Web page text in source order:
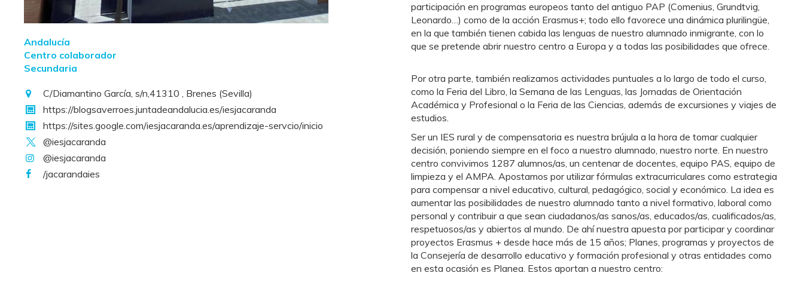
Andalucía
Centro colaborador
Secundaria
C/Diamantino García, s/n,41310 , Brenes (Sevilla)
https://blogsaverroes.juntadeandalucia.es/iesjacaranda
https://sites.google.com/iesjacaranda.es/aprendizaje-servcio/inicio
@iesjacaranda
@iesjacaranda
/jacarandaies
participación en programas europeos tanto del antiguo PAP (Comenius, Grundtvig,
Leonardo…) como de la acción Erasmus+; todo ello favorece una dinámica plurilingüe,
en la que también tienen cabida las lenguas de nuestro alumnado inmigrante, con lo
que se pretende abrir nuestro centro a Europa y a todas las posibilidades que ofrece.
Por otra parte, también realizamos actividades puntuales a lo largo de todo el curso,
como la Feria del Libro, la Semana de las Lenguas, las Jornadas de Orientación
Académica y Profesional o la Feria de las Ciencias, además de excursiones y viajes de
estudios.
Ser un IES rural y de compensatoria es nuestra brújula a la hora de tomar cualquier
decisión, poniendo siempre en el foco a nuestro alumnado, nuestro norte. En nuestro
centro convivimos 1287 alumnos/as, un centenar de docentes, equipo PAS, equipo de
limpieza y el AMPA. Apostamos por utilizar fórmulas extracurriculares como estrategia
para compensar a nivel educativo, cultural, pedagógico, social y económico. La idea es
aumentar las posibilidades de nuestro alumnado tanto a nivel formativo, laboral como
personal y contribuir a que sean ciudadanos/as sanos/as, educados/as, cualificados/as,
respetuosos/as y abiertos al mundo. De ahí nuestra apuesta por participar y coordinar
proyectos Erasmus + desde hace más de 15 años; Planes, programas y proyectos de
la Consejería de desarrollo educativo y formación profesional y otras entidades como
en esta ocasión es Planea. Estos aportan a nuestro centro: